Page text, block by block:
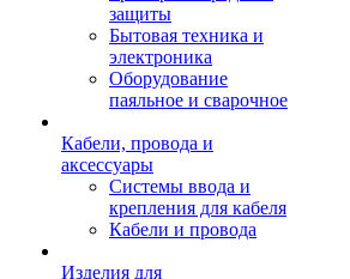
защиты
Бытовая техника и
электроника
Оборудование
паяльное и сварочное
Кабели, провода и
аксессуары
Системы ввода и
крепления для кабеля
Кабели и провода
Изделия для